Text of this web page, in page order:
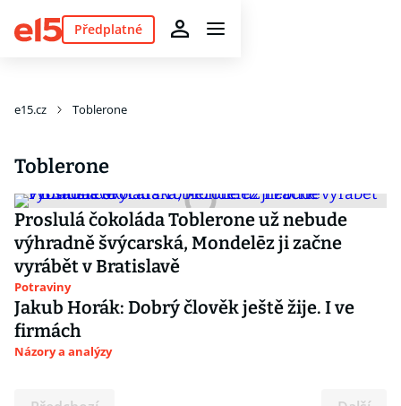
Předplatné
e15.cz Toblerone
Toblerone
Proslulá čokoláda Toblerone už nebude
výhradně švýcarská, Mondelēz ji začne
vyrábět v Bratislavě
Potraviny
Jakub Horák: Dobrý člověk ještě žije. I ve
firmách
Názory a analýzy